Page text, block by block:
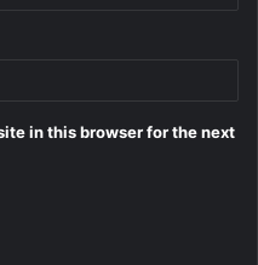
in this browser for the next